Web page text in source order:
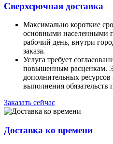
Сверхсрочная доставка
Максимально короткие
основными населенными
рабочий день, внутри
заказа.
Услуга требует
повышенным расценкам.
дополнительных
выполнения обязательств
Заказать сейчас
Доставка ко времени